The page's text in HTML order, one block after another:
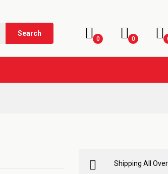
Search
0 0
Shipping All